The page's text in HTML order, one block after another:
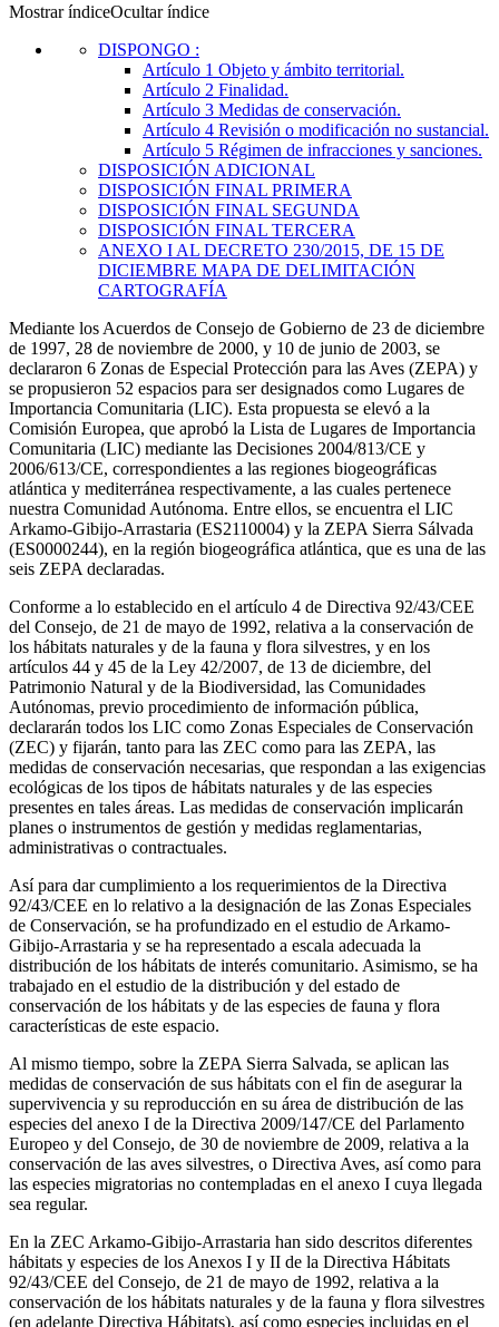
Mostrar índiceOcultar índice
DISPONGO :
Artículo 1 Objeto y ámbito territorial.
Artículo 2 Finalidad.
Artículo 3 Medidas de conservación.
Artículo 4 Revisión o modificación no sustancial.
Artículo 5 Régimen de infracciones y sanciones.
DISPOSICIÓN ADICIONAL
DISPOSICIÓN FINAL PRIMERA
DISPOSICIÓN FINAL SEGUNDA
DISPOSICIÓN FINAL TERCERA
ANEXO I AL DECRETO 230/2015, DE 15 DE
DICIEMBRE MAPA DE DELIMITACIÓN
CARTOGRAFÍA
Mediante los Acuerdos de Consejo de Gobierno de 23 de diciembre
de 1997, 28 de noviembre de 2000, y 10 de junio de 2003, se
declararon 6 Zonas de Especial Protección para las Aves (ZEPA) y
se propusieron 52 espacios para ser designados como Lugares de
Importancia Comunitaria (LIC). Esta propuesta se elevó a la
Comisión Europea, que aprobó la Lista de Lugares de Importancia
Comunitaria (LIC) mediante las Decisiones 2004/813/CE y
2006/613/CE, correspondientes a las regiones biogeográficas
atlántica y mediterránea respectivamente, a las cuales pertenece
nuestra Comunidad Autónoma. Entre ellos, se encuentra el LIC
Arkamo-Gibijo-Arrastaria (ES2110004) y la ZEPA Sierra Sálvada
(ES0000244), en la región biogeográfica atlántica, que es una de las
seis ZEPA declaradas.
Conforme a lo establecido en el artículo 4 de Directiva 92/43/CEE
del Consejo, de 21 de mayo de 1992, relativa a la conservación de
los hábitats naturales y de la fauna y flora silvestres, y en los
artículos 44 y 45 de la Ley 42/2007, de 13 de diciembre, del
Patrimonio Natural y de la Biodiversidad, las Comunidades
Autónomas, previo procedimiento de información pública,
declararán todos los LIC como Zonas Especiales de Conservación
(ZEC) y fijarán, tanto para las ZEC como para las ZEPA, las
medidas de conservación necesarias, que respondan a las exigencias
ecológicas de los tipos de hábitats naturales y de las especies
presentes en tales áreas. Las medidas de conservación implicarán
planes o instrumentos de gestión y medidas reglamentarias,
administrativas o contractuales.
Así para dar cumplimiento a los requerimientos de la Directiva
92/43/CEE en lo relativo a la designación de las Zonas Especiales
de Conservación, se ha profundizado en el estudio de Arkamo-
Gibijo-Arrastaria y se ha representado a escala adecuada la
distribución de los hábitats de interés comunitario. Asimismo, se ha
trabajado en el estudio de la distribución y del estado de
conservación de los hábitats y de las especies de fauna y flora
características de este espacio.
Al mismo tiempo, sobre la ZEPA Sierra Salvada, se aplican las
medidas de conservación de sus hábitats con el fin de asegurar la
supervivencia y su reproducción en su área de distribución de las
especies del anexo I de la Directiva 2009/147/CE del Parlamento
Europeo y del Consejo, de 30 de noviembre de 2009, relativa a la
conservación de las aves silvestres, o Directiva Aves, así como para
las especies migratorias no contempladas en el anexo I cuya llegada
sea regular.
En la ZEC Arkamo-Gibijo-Arrastaria han sido descritos diferentes
hábitats y especies de los Anexos I y II de la Directiva Hábitats
92/43/CEE del Consejo, de 21 de mayo de 1992, relativa a la
conservación de los hábitats naturales y de la fauna y flora silvestres
(en adelante Directiva Hábitats), así como especies incluidas en el